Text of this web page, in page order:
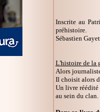
Inscrite au
préhistoire.
Sébastien
L'histoire de la
Alors
Il choisit alors
Un livre réédité
au sein du clan.